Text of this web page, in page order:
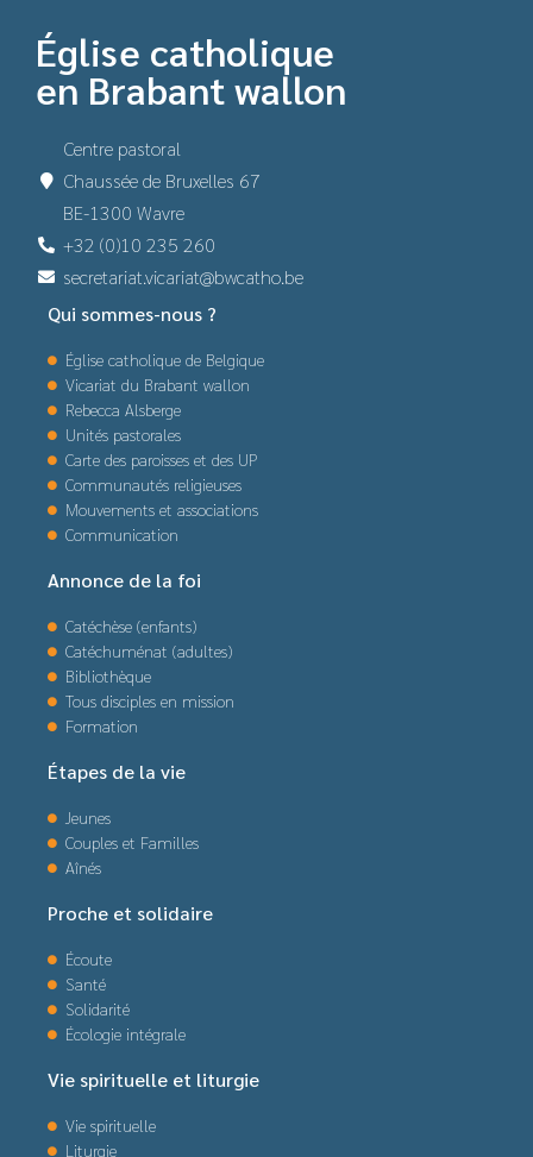
Église catholique
en Brabant wallon
Centre pastoral
Chaussée de Bruxelles 67
BE-1300 Wavre
+32 (0)10 235 260
secretariat.vicariat@bwcatho.be
Qui sommes-nous ?
Église catholique de Belgique
Vicariat du Brabant wallon
Rebecca Alsberge
Unités pastorales
Carte des paroisses et des UP
Communautés religieuses
Mouvements et associations
Communication
Annonce de la foi
Catéchèse (enfants)
Catéchuménat (adultes)
Bibliothèque
Tous disciples en mission
Formation
Étapes de la vie
Jeunes
Couples et Familles
Aînés
Proche et solidaire
Écoute
Santé
Solidarité
Écologie intégrale
Vie spirituelle et liturgie
Vie spirituelle
Liturgie